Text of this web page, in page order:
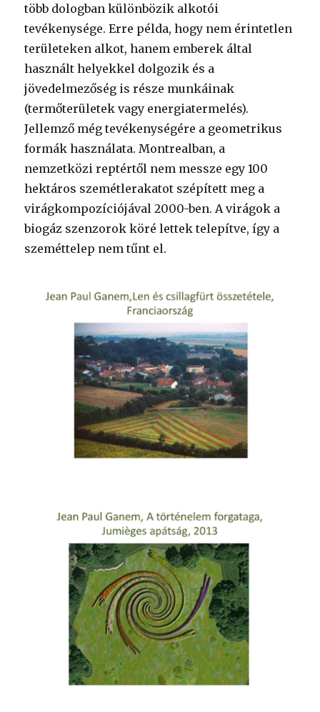
több dologban különbözik alkotói
tevékenysége. Erre példa, hogy nem érintetlen
területeken alkot, hanem emberek által
használt helyekkel dolgozik és a
jövedelmezőség is része munkáinak
(termőterületek vagy energiatermelés).
Jellemző még tevékenységére a geometrikus
formák használata. Montrealban, a
nemzetközi reptértől nem messze egy 100
hektáros szemétlerakatot szépített meg a
virágkompozíciójával 2000-ben. A virágok a
biogáz szenzorok köré lettek telepítve, így a
szeméttelep nem tűnt el.